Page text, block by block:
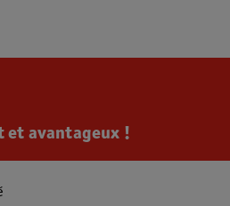
et avantageux !